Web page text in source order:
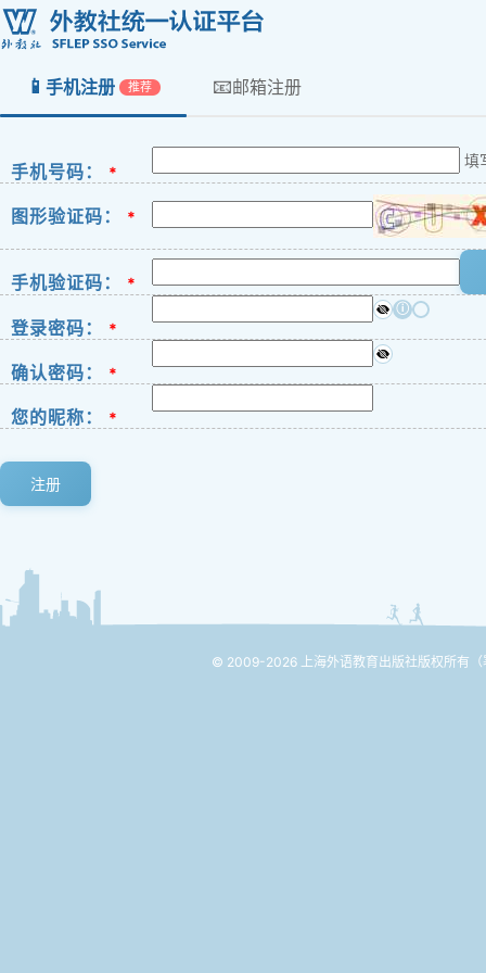
📱 手机注册 推荐 📧邮箱注册
手机号码： *
填
图形验证码： *
手机验证码： *
登录密码： *
ⓘ
确认密码： *
您的昵称： *
注册
© 2009-2026 上海外语教育出版社版权所有